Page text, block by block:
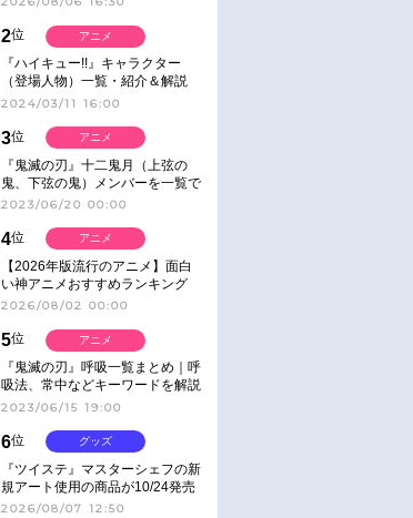
2位
『ハイキュー!!』キャラクター
（登場人物）一覧・紹介＆解説
2024/03/11 16:00
アニメ
3位
『鬼滅の刃』十二鬼月（上弦の
鬼、下弦の鬼）メンバーを一覧で
紹介＆解説（登場鬼の情報まと
2023/06/20 00:00
アニメ
4位
【2026年版流行のアニメ】面白
い神アニメおすすめランキング
【名作・話題作】｜ジャンル別人
2026/08/02 00:00
アニメ
5位
『鬼滅の刃』呼吸一覧まとめ｜呼
吸法、常中などキーワードを解説
2023/06/15 19:00
アニメ
6位
『ツイステ』マスターシェフの新
規アート使用の商品が10/24発売
2026/08/07 12:50
グッズ